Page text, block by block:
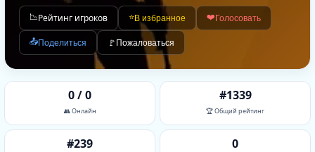
📉Рейтинг игроков ⭐В избранное ❤️Голосовать
📤Поделиться 🚩 Пожаловаться
0 / 0
👥 Онлайн
#1339
🏆 Общий рейтинг
#239 0